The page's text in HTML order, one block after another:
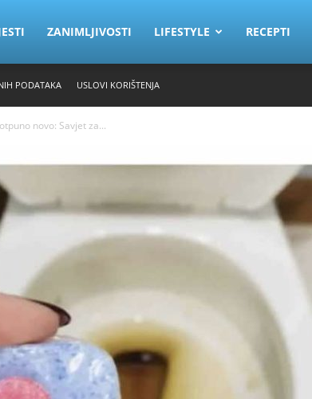
ZANIMLJIVOSTI LIFESTYLE RECEPTI
PODATAKA USLOVI KORIŠTENJA
novo: Savjet za...